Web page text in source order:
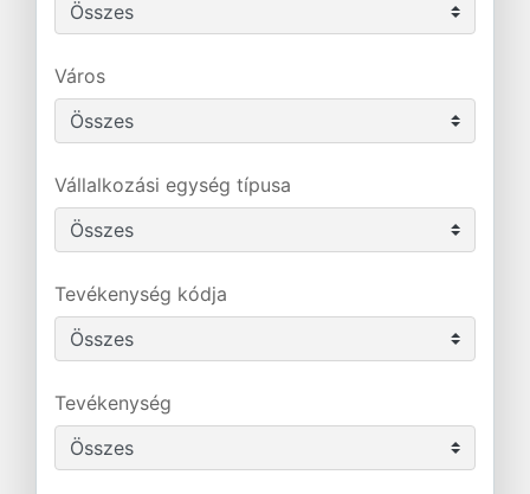
Város
Vállalkozási egység típusa
Tevékenység kódja
Tevékenység